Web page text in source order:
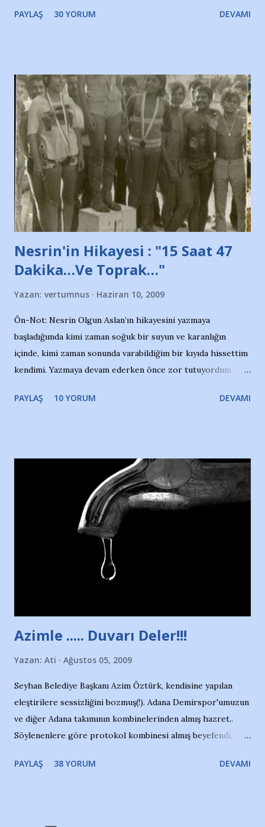
irkildim.. "Bursasporlu taraftarlar, İstanbul takımlarının
ve ürünlerini Bursa şehrinde görmek istemediklerini bir
protesto eylemiyle açıkladıklarını bildiriyordu.. Bu grup
adına açıklama yapan şahsı muhterem(!) ''Açık ve net olarak
söylüyoruz. Bu son uyarımızdır. Bunun yanısıra, bu takımlara
ait tanıtıcı ilanların asılmasına izin veren Bursa Büyükşehir
Belediyesi ile mağazaların bulunduğu alışveriş merkezlerini
de kınıyoruz'' diye de eklemiş .. Blogumuzda okuduğum bu
yazının hemen ardından bu habe...
PAYLAŞ 30 YORUM DEVAMI
Nesrin'in Hikayesi : "15 Saat 47
Dakika…Ve Toprak…"
Yazan: vertumnus Haziran 10, 2009
Ön-Not: Nesrin Olgun Aslan’ın hikayesini yazmaya
başladığımda kimi zaman soğuk bir suyun ve karanlığın
içinde, kimi zaman sonunda varabildiğim bir kıyıda hissettim
kendimi. Yazmaya devam ederken önce zor tutuyordum
Yazımı, ağlayarak bitirebildim ancak…Kendisinin web
Nesrin’in Hikayesi’ne başlıyorum… 1964 Adana Yüzme
havuzunun kenarında 7 yaşında kara kuru bir kız çocuğu
duruyor. Havuzun içinde Adana Demirspor Kulübü
yüzücüleri. Erkekler çoğunlukta. Küçük kız etrafına bakıyor.
Sadece 4 kız çocuğu var. Nesrin, Adana Demirspor’un 4
kızından biri oluyor o gün…Giriyor havuza. 1973 – 1975
Adana Nesrin, 16 yaşında. Yüzüyor. 7 yaşında girdiği
Türkiye 3.lüğü var. 17 yaşında mar...
PAYLAŞ 10 YORUM DEVAMI
Azimle ..... Duvarı Deler!!!
Yazan: Ati Ağustos 05, 2009
Seyhan Belediye Başkanı Azim Öztürk, kendisine yapılan
eleştirilere sessizliğini bozmuş(!). Adana Demirspor'umuzun
ve diğer Adana takımının kombinelerinden almış hazret..
Söylenenlere göre protokol kombinesi almış beyefendi,
ki kombineyi Bekir Başkan'dan alırken; dillere destan..
PAYLAŞ 38 YORUM DEVAMI